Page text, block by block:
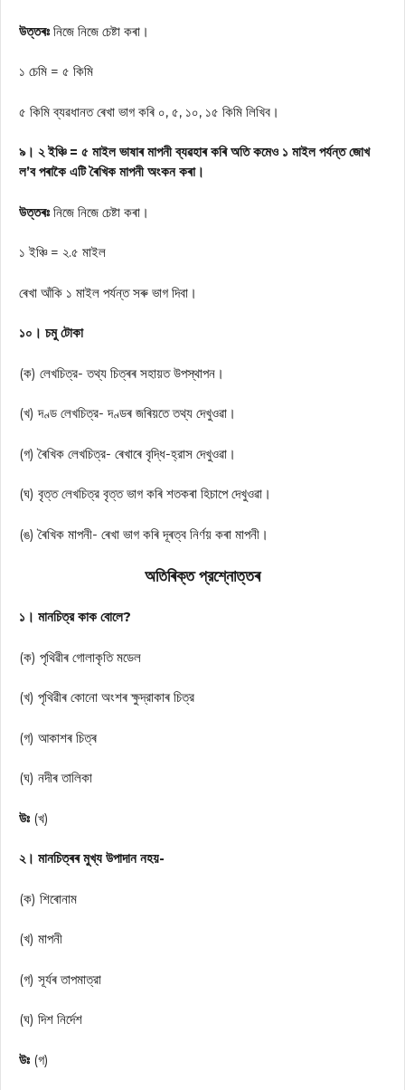
উত্তৰঃ নিজে নিজে চেষ্টা কৰা।
১ চেমি = ৫ কিমি
৫ কিমি ব্যৱধানত ৰেখা ভাগ কৰি ০, ৫, ১০, ১৫ কিমি লিখিব।
৯। ২ ইঞ্চি = ৫ মাইল ভাষাৰ মাপনী ব্যৱহাৰ কৰি অতি কমেও ১ মাইল পর্যন্ত জোখ
ল’ব পৰাকৈ এটি ৰৈখিক মাপনী অংকন কৰা।
উত্তৰঃ নিজে নিজে চেষ্টা কৰা।
১ ইঞ্চি = ২.৫ মাইল
ৰেখা আঁকি ১ মাইল পর্যন্ত সৰু ভাগ দিবা।
১০। চমু টোকা
(ক) লেখচিত্র- তথ্য চিত্ৰৰ সহায়ত উপস্থাপন।
(খ) দণ্ড লেখচিত্র- দণ্ডৰ জৰিয়তে তথ্য দেখুওৱা।
(গ) ৰৈখিক লেখচিত্র- ৰেখাৰে বৃদ্ধি-হ্রাস দেখুওৱা।
(ঘ) বৃত্ত লেখচিত্র বৃত্ত ভাগ কৰি শতকৰা হিচাপে দেখুওৱা।
(ঙ) ৰৈখিক মাপনী- ৰেখা ভাগ কৰি দূৰত্ব নিৰ্ণয় কৰা মাপনী।
অতিৰিক্ত প্রশ্নোত্তৰ
১। মানচিত্র কাক বোলে?
(ক) পৃথিৱীৰ গোলাকৃতি মডেল
(খ) পৃথিৱীৰ কোনো অংশৰ ক্ষুদ্রাকাৰ চিত্র
(গ) আকাশৰ চিত্ৰ
(ঘ) নদীৰ তালিকা
উঃ (খ)
২। মানচিত্ৰৰ মুখ্য উপাদান নহয়-
(ক) শিৰোনাম
(খ) মাপনী
(গ) সূৰ্যৰ তাপমাত্রা
(ঘ) দিশ নির্দেশ
উঃ (গ)